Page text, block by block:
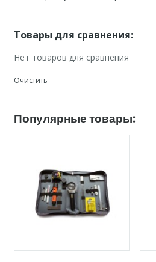
Товары для сравнения:
Нет товаров для сравнения
Очистить
Популярные товары: